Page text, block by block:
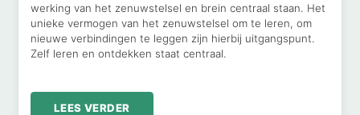
werking van het zenuwstelsel en brein centraal staan. Het
unieke vermogen van het zenuwstelsel om te leren, om
nieuwe verbindingen te leggen zijn hierbij uitgangspunt.
Zelf leren en ontdekken staat centraal.
LEES VERDER